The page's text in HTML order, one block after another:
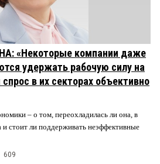
«Некоторые компании даже
удержать рабочую силу на
в их секторах объективно
– о том, переохладилась ли она, в
и стоит ли поддерживать неэффективные
609